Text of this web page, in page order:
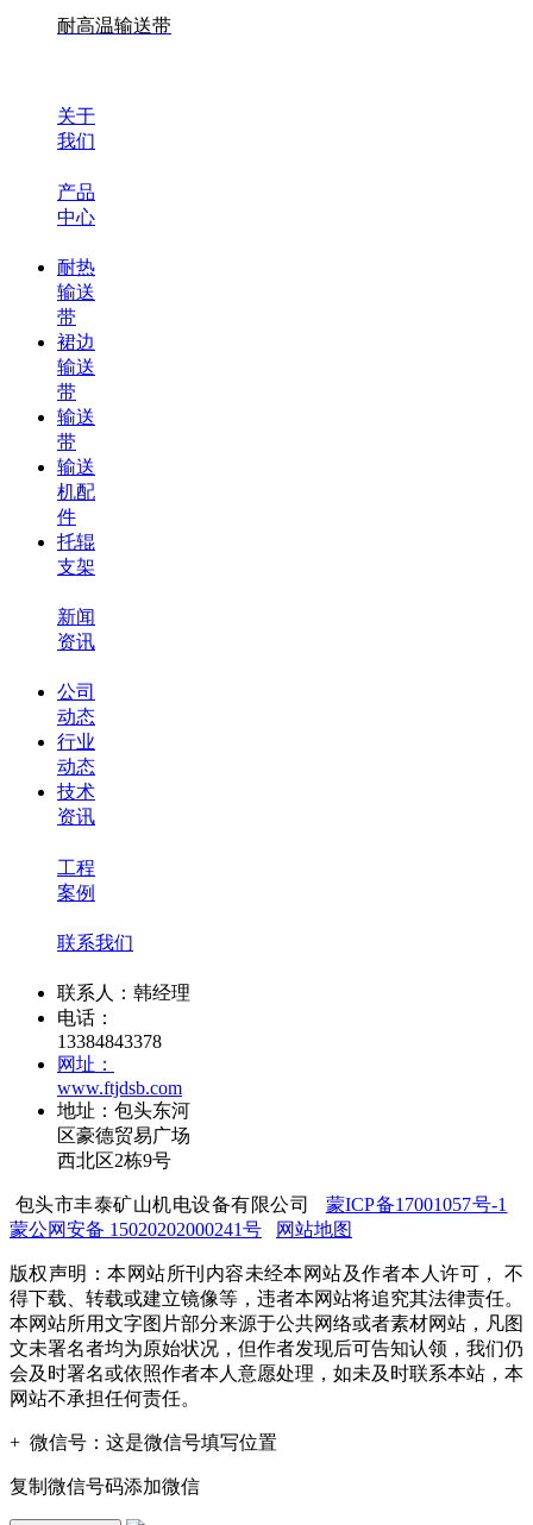
耐高温输送带
关于
我们
产品
中心
耐热
输送
带
裙边
输送
带
输送
带
输送
机配
件
托辊
支架
新闻
资讯
公司
动态
行业
动态
技术
资讯
工程
案例
联系我们
联系人：韩经理
电话：
13384843378
网址：
www.ftjdsb.com
地址：包头东河
区豪德贸易广场
西北区2栋9号
包头市丰泰矿山机电设备有限公司 蒙ICP备17001057号-1
蒙公网安备 15020202000241号
网站地图
版权声明：本网站所刊内容未经本网站及作者本人许可， 不
得下载、转载或建立镜像等，违者本网站将追究其法律责任。
本网站所用文字图片部分来源于公共网络或者素材网站，凡图
文未署名者均为原始状况，但作者发现后可告知认领，我们仍
会及时署名或依照作者本人意愿处理，如未及时联系本站，本
网站不承担任何责任。
+ 微信号： 这是微信号填写位置
复制微信号码添加微信